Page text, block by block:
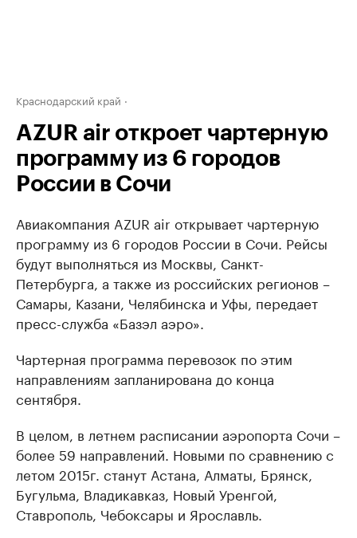
Краснодарский край
AZUR air откроет чартерную
программу из 6 городов
России в Сочи
Авиакомпания AZUR air открывает чартерную
программу из 6 городов России в Сочи. Рейсы
будут выполняться из Москвы, Санкт-
Петербурга, а также из российских регионов –
Самары, Казани, Челябинска и Уфы, передает
пресс-служба «Базэл аэро».
Чартерная программа перевозок по этим
направлениям запланирована до конца
сентября.
В целом, в летнем расписании аэропорта Сочи –
более 59 направлений. Новыми по сравнению с
летом 2015г. станут Астана, Алматы, Брянск,
Бугульма, Владикавказ, Новый Уренгой,
Ставрополь, Чебоксары и Ярославль.